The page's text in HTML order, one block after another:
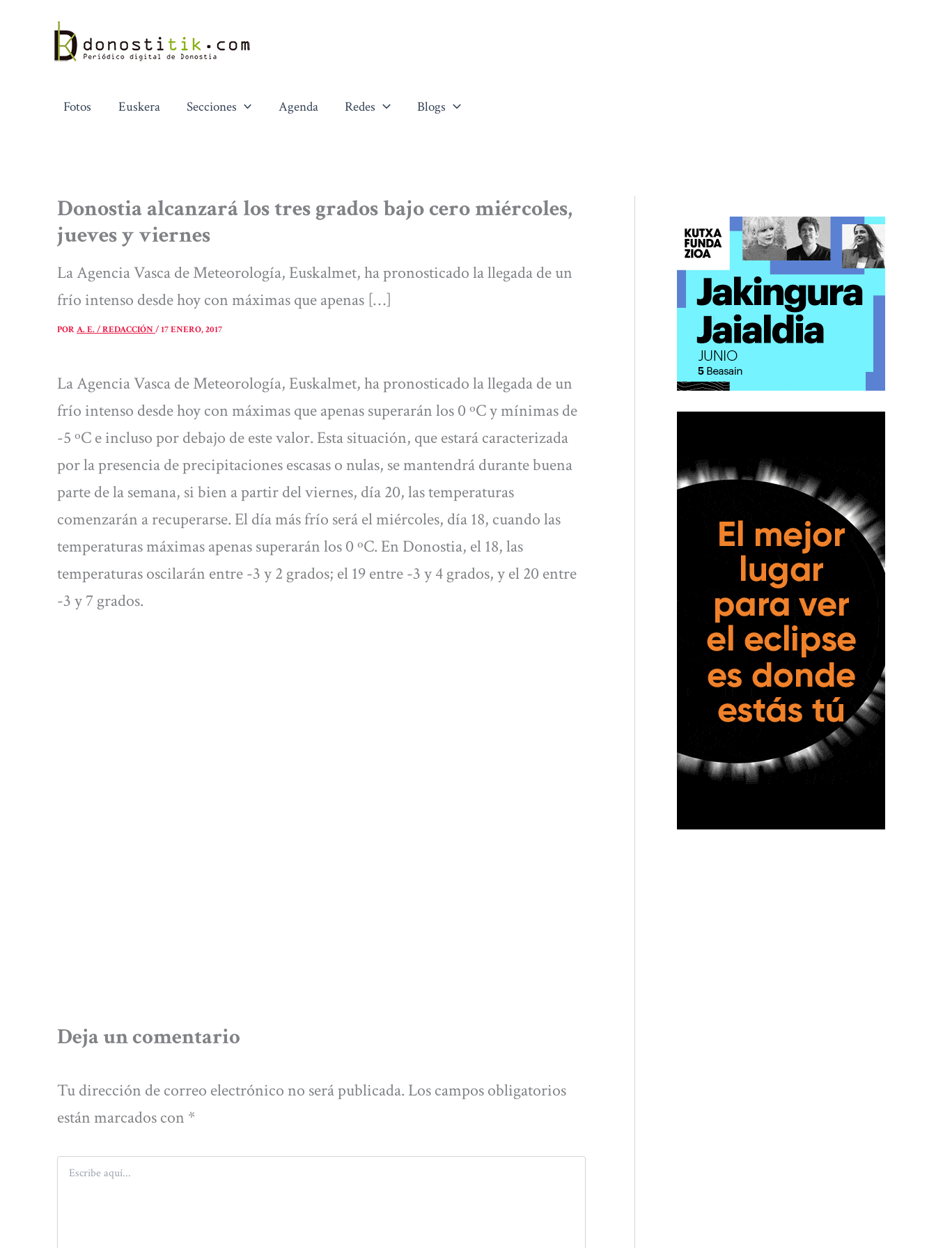
contenido
Fotos Euskera Secciones Agenda Redes Blogs
Donostia alcanzará los tres grados bajo cero miércoles,
jueves y viernes
La Agencia Vasca de Meteorología, Euskalmet, ha pronosticado la llegada de un
frío intenso desde hoy con máximas que apenas […]
PORA. E. / REDACCIÓN/17 ENERO, 2017
La Agencia Vasca de Meteorología, Euskalmet, ha pronosticado la llegada de un
frío intenso desde hoy con máximas que apenas superarán los 0 ºC y mínimas de
-5 ºC e incluso por debajo de este valor. Esta situación, que estará caracterizada
por la presencia de precipitaciones escasas o nulas, se mantendrá durante buena
parte de la semana, si bien a partir del viernes, día 20, las temperaturas
comenzarán a recuperarse. El día más frío será el miércoles, día 18, cuando las
temperaturas máximas apenas superarán los 0 ºC. En Donostia, el 18, las
temperaturas oscilarán entre -3 y 2 grados; el 19 entre -3 y 4 grados, y el 20 entre
-3 y 7 grados.
Deja un comentario
Tu dirección de correo electrónico no será publicada. Los campos obligatorios
están marcados con *
aquí...